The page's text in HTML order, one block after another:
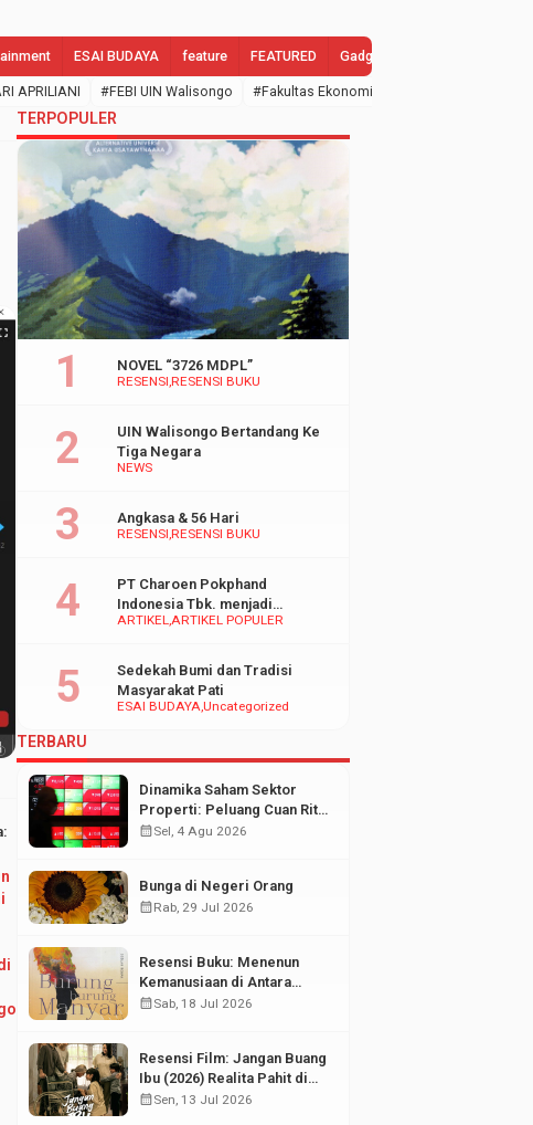
ESAI BUDAYA feature FEATURED Gadgets
APRILIANI #FEBI UIN Walisongo #Fakultas Ekonomi dan Bisnis Islam
TERPOPULER
RESENSI RESENSI BUKU
NOVEL “3726 MDPL”
NEWS
UIN Walisongo Bertandang Ke
Tiga Negara
RESENSI RESENSI BUKU
Angkasa & 56 Hari
ARTIKELARTIKEL POPULER
PT Charoen Pokphand
Indonesia Tbk. menjadi
inspirasi Bagi UMKM di
ESAI BUDAYAUncategorized
Sedekah Bumi dan Tradisi
Masyarakat Pati
TERBARU
Dinamika Saham Sektor
Properti: Peluang Cuan Ritel
di Tengah Fluktuasi Pasar
calendar_monthSel, 4 Agu 2026
Bunga di Negeri Orang
calendar_monthRab, 29 Jul 2026
Resensi Buku: Menenun
Kemanusiaan di Antara
Puing Sejarah
calendar_monthSab, 18 Jul 2026
Resensi Film: Jangan Buang
Ibu (2026) Realita Pahit di
Balik Kesuksesan Anak
calendar_monthSen, 13 Jul 2026